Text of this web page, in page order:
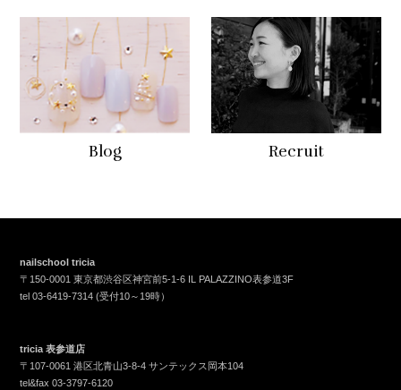
Blog Recruit
nailschool tricia
〒150-0001 東京都渋谷区神宮前5-1-6 IL PALAZZINO表参道3F
tel03-6419-7314 (受付10～19時）
tricia 表参道店
〒107-0061 港区北青山3-8-4 サンテックス岡本104
tel&fax03-3797-6120